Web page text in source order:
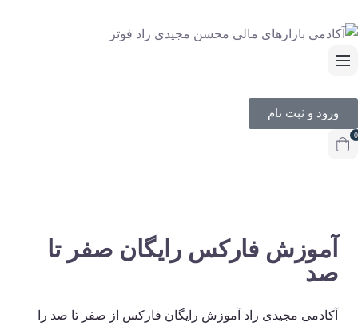
ورود و ثبت نام
0
آموزش فارکس رایگان صفر تا
صد
آکادمی مجیدی راد آموزش رایگان فارکس از صفر تا صد را